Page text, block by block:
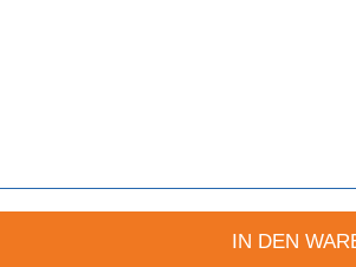
IN DEN